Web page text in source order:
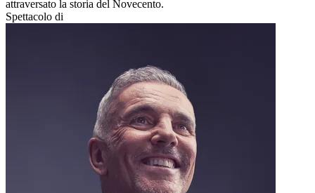
attraversato la storia del Novecento.
Spettacolo di